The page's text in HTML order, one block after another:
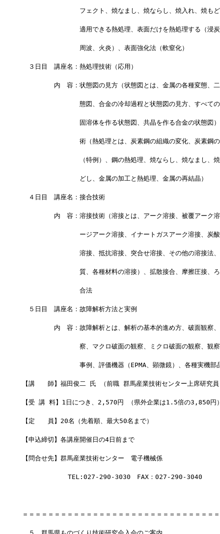
フェクト、焼なまし、焼ならし、焼入れ、焼もど
適用できる熱処理、表面だけを熱処理する（浸炭
周波、火炎）、表面強化法（軟窒化）
３日目　講座名：熱処理技術（応用）
内　容：状態図の見方（状態図とは、金属の各種変態、二
態図、合金の冷却過程と状態図の見方、すべての
固溶体を作る状態図、共晶を作る合金の状態図）
術（熱処理とは、炭素鋼の組織の変化、炭素鋼の
（特例）、鋼の熱処理、焼ならし、焼なまし、焼
どし、金属の加工と熱処理、金属の再結晶）
４日目　講座名：接合技術
内　容：溶接技術（溶接とは、アーク溶接、被覆アーク溶
ージアーク溶接、イナートガスアーク溶接、炭酸
溶接、抵抗溶接、突合せ溶接、その他の溶接法、
質、各種材料の溶接）、拡散接合、摩擦圧接、ろ
合法
５日目　講座名：故障解析方法と実例
内　容：故障解析とは、解析の基本的進め方、破面観察、
察、マクロ破面の観察、ミクロ破面の観察、観察
事例、評価機器（EPMA、顕微鏡）、各種実機部
【講　　師】福田俊二 氏 （前職 群馬産業技術センター上席研究員
【受 講 料】1日につき、2,570円 （県外企業は1.5倍の3,850円
【定　　員】20名（先着順、最大50名まで）
【申込締切】各講座開催日の4日前まで
【問合せ先】群馬産業技術センター　電子機械係
         　 TEL:027-290-3030　FAX：027-290-3040
＝＝＝＝＝＝＝＝＝＝＝＝＝＝＝＝＝＝＝＝＝＝＝＝＝＝＝＝＝＝